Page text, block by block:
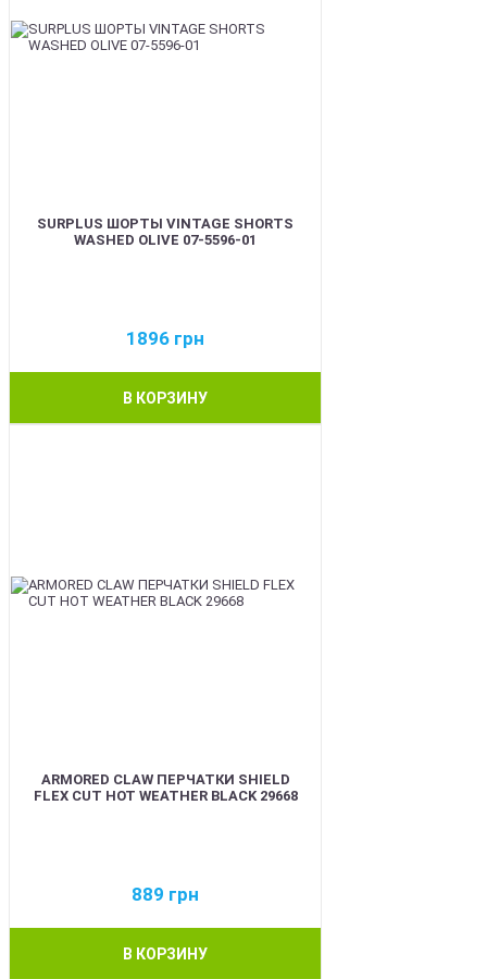
SURPLUS ШОРТЫ VINTAGE SHORTS
WASHED OLIVE 07-5596-01
1896 грн
В КОРЗИНУ
ARMORED CLAW ПЕРЧАТКИ SHIELD
FLEX CUT HOT WEATHER BLACK 29668
889 грн
В КОРЗИНУ